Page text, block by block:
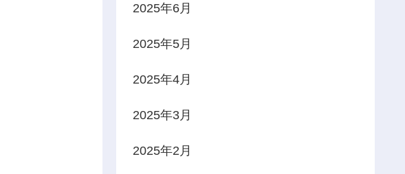
2025年6月
2025年5月
2025年4月
2025年3月
2025年2月